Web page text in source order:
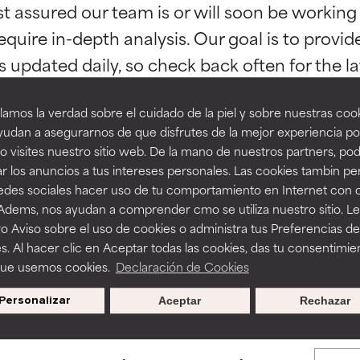
la verdad sobre el cuidado de la piel y sobre nuestras
a asegurarnos de que disfrutes de la mejor experiencia
visites nuestro sitio web. De la mano de nuestros partners,
los anuncios a tus intereses personales. Las cookies tambin
sociales hacer uso de tu comportamiento en Internet con
nos ayudan a comprender cmo se utiliza nuestro sitio.
Aviso sobre el uso de cookies o administra tus Preferencias de
Al hacer clic en Aceptar todas las cookies, das tu
usemos cookies. Declaración de Cookies
Personalizar Rechazar
Aceptar
assured our team is or will soon be
in-depth analysis. Our goal is to
BACK TO SEARCH
to assess ingredients in this dictionary. Regulations
con beneficios reales para la piel. Su eficacia está
independientes.
tan beneficiosos como los de la categoría excelente, suelen ser
la estabilidad o la absorción de una fórmula.
ciertas limitaciones en cuanto a su apariencia, estabilidad o
básicos o que no cuentan con suficiente respaldo científico.
algunos beneficios se recomienda evitarlo por su
si se combina con otros ingredientes problemáticos.
provocar efectos adversos como irritación, inflamación o
con beneficios reales para la piel. Su eficacia está
independientes.
tan beneficiosos como los de la categoría excelente, suelen ser
la estabilidad o la absorción de una fórmula.
ciertas limitaciones en cuanto a su apariencia, estabilidad o
básicos o que no cuentan con suficiente respaldo científico.
algunos beneficios se recomienda evitarlo por su
si se combina con otros ingredientes problemáticos.
provocar efectos adversos como irritación, inflamación o